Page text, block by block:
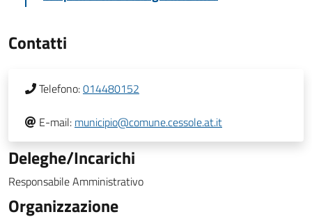
Contatti
Telefono:014480152
E-mail: municipio@comune.cessole.at.it
Deleghe/Incarichi
Responsabile Amministrativo
Organizzazione